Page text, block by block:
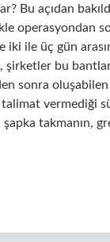
Bu açıdan
operasyondan
iki ile üç gün
şirketler bu
sonra
vermediği
takmanın,